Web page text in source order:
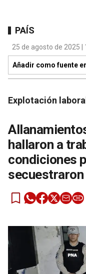
PAÍS
25 de agosto de 2025
Añadir como fuente
Explotación laboral
hallaron a
condiciones